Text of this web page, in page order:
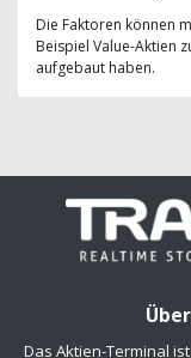
Die Faktoren können
Beispiel Value-Aktien
aufgebaut haben.
Das Aktien-Terminal